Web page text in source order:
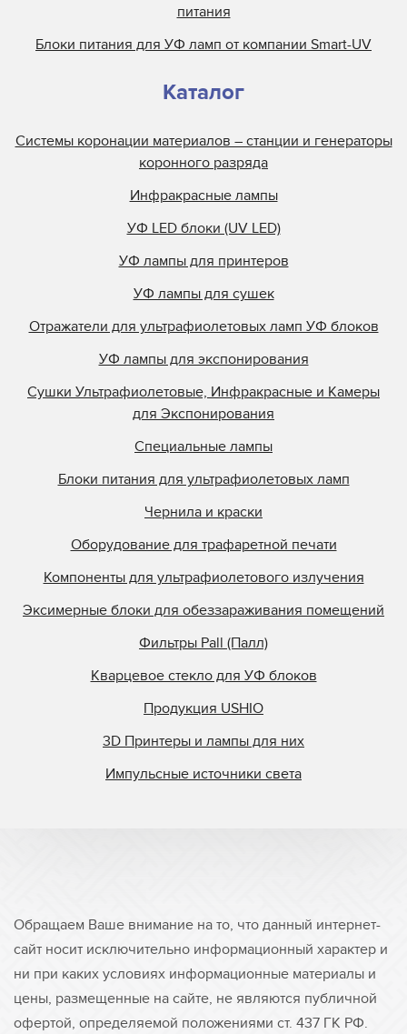
питания
Блоки питания для УФ ламп от компании Smart-UV
Каталог
Системы коронации материалов – станции и генераторы
коронного разряда
Инфракрасные лампы
УФ LED блоки (UV LED)
УФ лампы для принтеров
УФ лампы для сушек
Отражатели для ультрафиолетовых ламп УФ блоков
УФ лампы для экспонирования
Сушки Ультрафиолетовые, Инфракрасные и Камеры
для Экспонирования
Специальные лампы
Блоки питания для ультрафиолетовых ламп
Чернила и краски
Оборудование для трафаретной печати
Компоненты для ультрафиолетового излучения
Эксимерные блоки для обеззараживания помещений
Фильтры Pall (Палл)
Кварцевое стекло для УФ блоков
Продукция USHIO
3D Принтеры и лампы для них
Импульсные источники света
Обращаем Ваше внимание на то, что данный интернет-
сайт носит исключительно информационный характер и
ни при каких условиях информационные материалы и
цены, размещенные на сайте, не являются публичной
офертой, определяемой положениями ст. 437 ГК РФ.